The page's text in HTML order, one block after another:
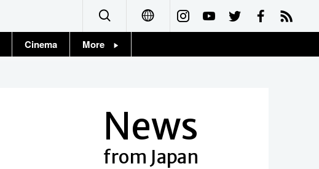
Français
Cinema More
News
from Japan